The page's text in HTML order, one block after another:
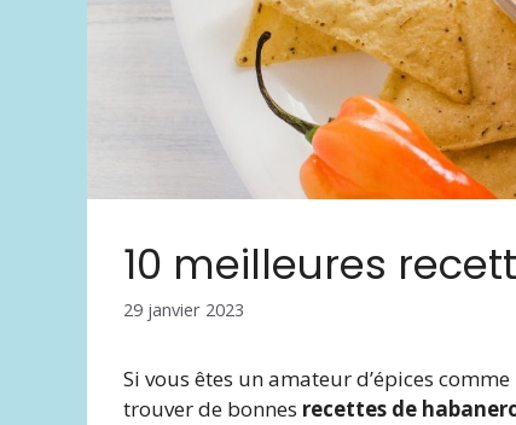
10 meilleures
29 janvier 2023
Si vous êtes un amateur d’épices
trouver de bonnes recettes de